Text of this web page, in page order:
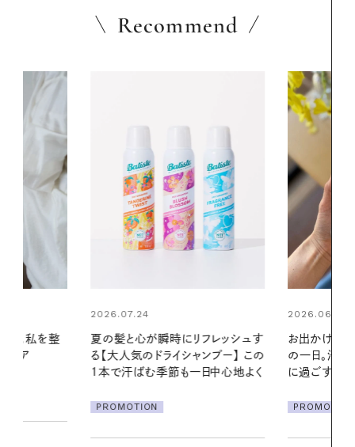
Recommend
レッシュす
プー】 この
2026.06.01
お出かけ前のひと手間で変わる、夏
の一日。汗ばむ季節を「ごきげん」
に過ごす私の新習慣
PROMOTION
2026.07.21
発・ベーリングの
リーとの重